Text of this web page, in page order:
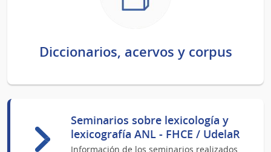
Diccionarios, acervos y corpus
Seminarios sobre lexicología y
lexicografía ANL - FHCE / UdelaR
Información de los seminarios realizados